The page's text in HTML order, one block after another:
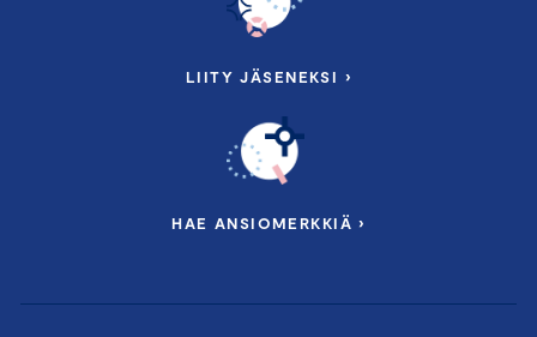
LIITY JÄSENEKSI ›
HAE ANSIOMERKKIÄ ›